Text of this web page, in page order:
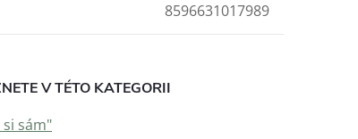
8596631017989
V TÉTO KATEGORII
si sám"